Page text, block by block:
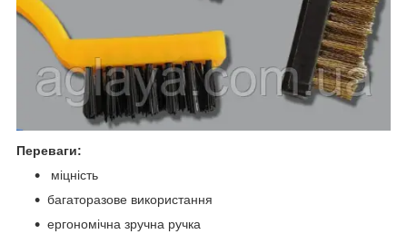
Переваги:
міцність
багаторазове використання
ергономічна зручна ручка